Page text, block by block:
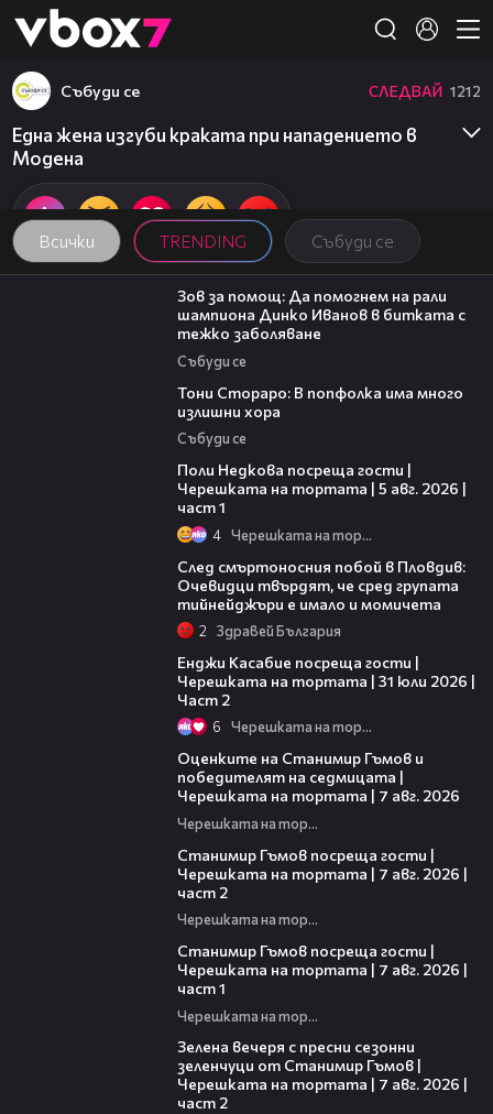
👾
Всички TRENDING Събуди се
Събуди се СЛЕДВАЙ 1212
Една жена изгуби краката при нападението в
Модена
03:29
Зов за помощ: Да помогнем на рали
шампиона Динко Иванов в битката с
тежко заболяване
Събуди се
Тони Стораро: В попфолка има много
излишни хора
Събуди се
Поли Недкова посреща гости |
Черешката на тортата | 5 авг. 2026 |
част 1
4 Черешката на тортата
След смъртоносния побой в Пловдив:
Очевидци твърдят, че сред групата
тийнейджъри е имало и момичета
2 Здравей България
Енджи Касабие посреща гости |
Черешката на тортата | 31 юли 2026 |
Част 2
6 Черешката на тортата
Оценките на Станимир Гъмов и
победителят на седмицата |
Черешката на тортата | 7 авг. 2026
Черешката на тортата
Станимир Гъмов посреща гости |
Черешката на тортата | 7 авг. 2026 |
част 2
Черешката на тортата
Станимир Гъмов посреща гости |
Черешката на тортата | 7 авг. 2026 |
част 1
Черешката на тортата
Зелена вечеря с пресни сезонни
зеленчуци от Станимир Гъмов |
Черешката на тортата | 7 авг. 2026 |
част 2